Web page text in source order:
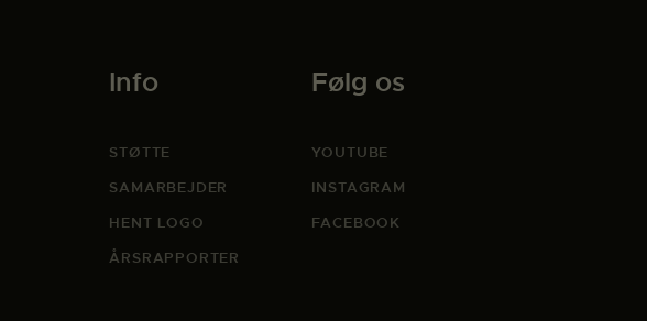
Info
STØTTE
SAMARBEJDER
HENT LOGO
ÅRSRAPPORTER
Følg os
YOUTUBE
INSTAGRAM
FACEBOOK